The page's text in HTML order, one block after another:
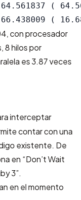
(
con procesador
8 hilos por
es 3.87 veces
interceptar
contar con una
existente. De
en “Don’t Wait
3”.
en el momento